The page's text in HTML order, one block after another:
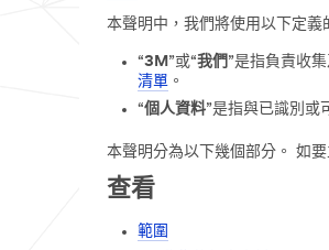
本聲明中，我們將使用以下定義
“3M ”或“我們 ”是指負責收
清單 。
“個人資料”是指與已識別或
本聲明分為以下幾個部分。 如
查看
範圍